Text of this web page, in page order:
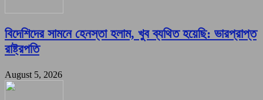
বিদেশিদের সামনে হেনস্তা হলাম, খুব ব্যথিত হয়েছি: ভারপ্রাপ্ত
রাষ্ট্রপতি
August 5, 2026